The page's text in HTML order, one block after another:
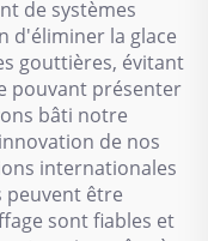
de systèmes
d'éliminer la glace
gouttières, évitant
pouvant présenter
bâti notre
de nos
internationales
peuvent être
sont fiables et